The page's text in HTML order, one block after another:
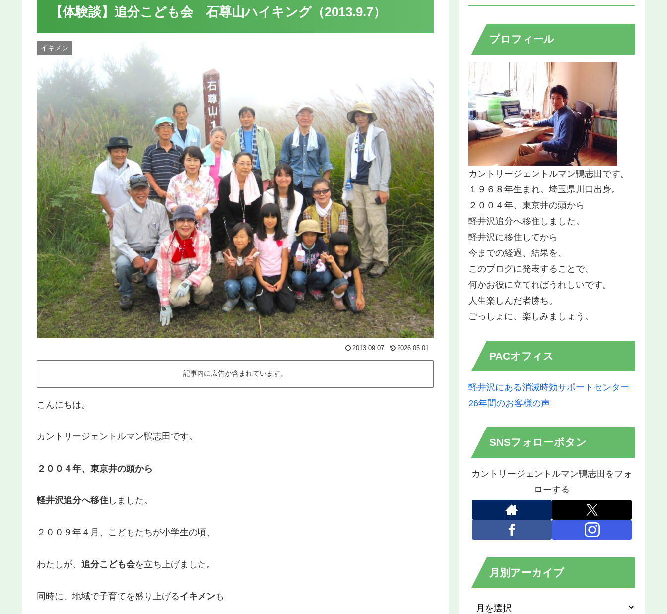
【体験談】追分こども会 石尊山ハイキング（2013.9.7）
イキメン
2013.09.07 2026.05.01
記事内に広告が含まれています。
こんにちは。
カントリージェントルマン鴨志田です。
２００４年、東京井の頭から
軽井沢追分へ移住 しました。
２００９年４月、こどもたちが小学生の頃、
わたしが、 追分こども会を立ち上げました。
同時に、地域で子育てを盛り上げるイキメンも
プロフィール
カントリージェントルマン鴨志田です。
１９６８年生まれ。埼玉県川口出身。
２００４年、東京井の頭から
軽井沢追分へ移住しました。
軽井沢に移住してから
今までの経過、結果を、
このブログに発表することで、
何かお役に立てればうれしいです。
人生楽しんだ者勝ち。
ごっしょに、楽しみましょう。
PACオフィス
軽井沢にある消滅時効サポートセンター
26年間のお客様の声
SNSフォローボタン
カントリージェントルマン鴨志田をフォ
ローする
月別アーカイブ